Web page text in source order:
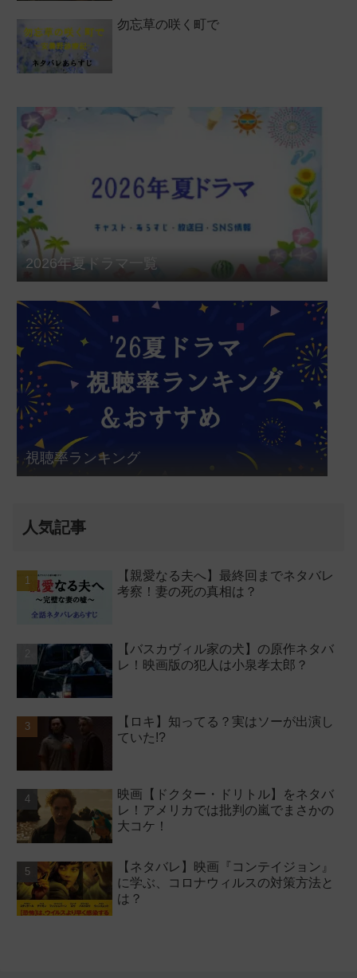
勿忘草の咲く町で
2026年夏ドラマ一覧
視聴率ランキング
人気記事
【親愛なる夫へ】最終回までネタバレ
考察！妻の死の真相は？
【バスカヴィル家の犬】の原作ネタバ
レ！映画版の犯人は小泉孝太郎？
【ロキ】知ってる？実はソーが出演し
ていた!?
映画【ドクター・ドリトル】をネタバ
レ！アメリカでは批判の嵐でまさかの
大コケ！
【ネタバレ】映画『コンテイジョン』
に学ぶ、コロナウィルスの対策方法と
は？